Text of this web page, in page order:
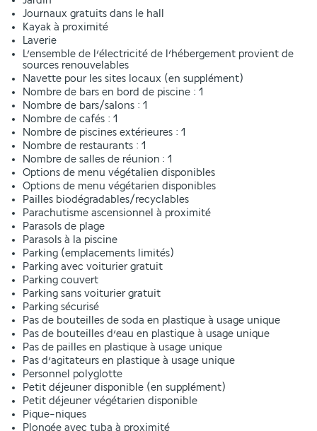
Journaux gratuits dans le hall
Kayak à proximité
Laverie
L’ensemble de l’électricité de l’hébergement provient de
sources renouvelables
Navette pour les sites locaux (en supplément)
Nombre de bars en bord de piscine : 1
Nombre de bars/salons : 1
Nombre de cafés : 1
Nombre de piscines extérieures : 1
Nombre de restaurants : 1
Nombre de salles de réunion : 1
Options de menu végétalien disponibles
Options de menu végétarien disponibles
Pailles biodégradables/recyclables
Parachutisme ascensionnel à proximité
Parasols de plage
Parasols à la piscine
Parking (emplacements limités)
Parking avec voiturier gratuit
Parking couvert
Parking sans voiturier gratuit
Parking sécurisé
Pas de bouteilles de soda en plastique à usage unique
Pas de bouteilles d’eau en plastique à usage unique
Pas de pailles en plastique à usage unique
Pas d’agitateurs en plastique à usage unique
Personnel polyglotte
Petit déjeuner disponible (en supplément)
Petit déjeuner végétarien disponible
Pique-niques
Plongée avec tuba à proximité